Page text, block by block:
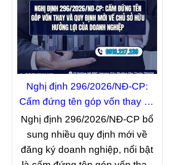
doanh bắt buộc phải xuất hóa
đơn, việc thiếu hóa đơn đầu
vào có ảnh hưởng gì đến nghĩa
vụ về thuế, đồng thời hướng
dẫn cách xử lý và lưu giữ
chứng từ phù hợp để hạn chế
rủi ro khi cơ quan thuế kiểm tra.
Nghị định 296/2026/NĐ-CP:
Cấm đứng tên góp vốn thay và
quy định mới về chủ sở hữu
hưởng lợi của doanh nghiệp
Nghị định 296/2026/NĐ-CP bổ
sung nhiều quy định mới về
đăng ký doanh nghiệp, nổi bật